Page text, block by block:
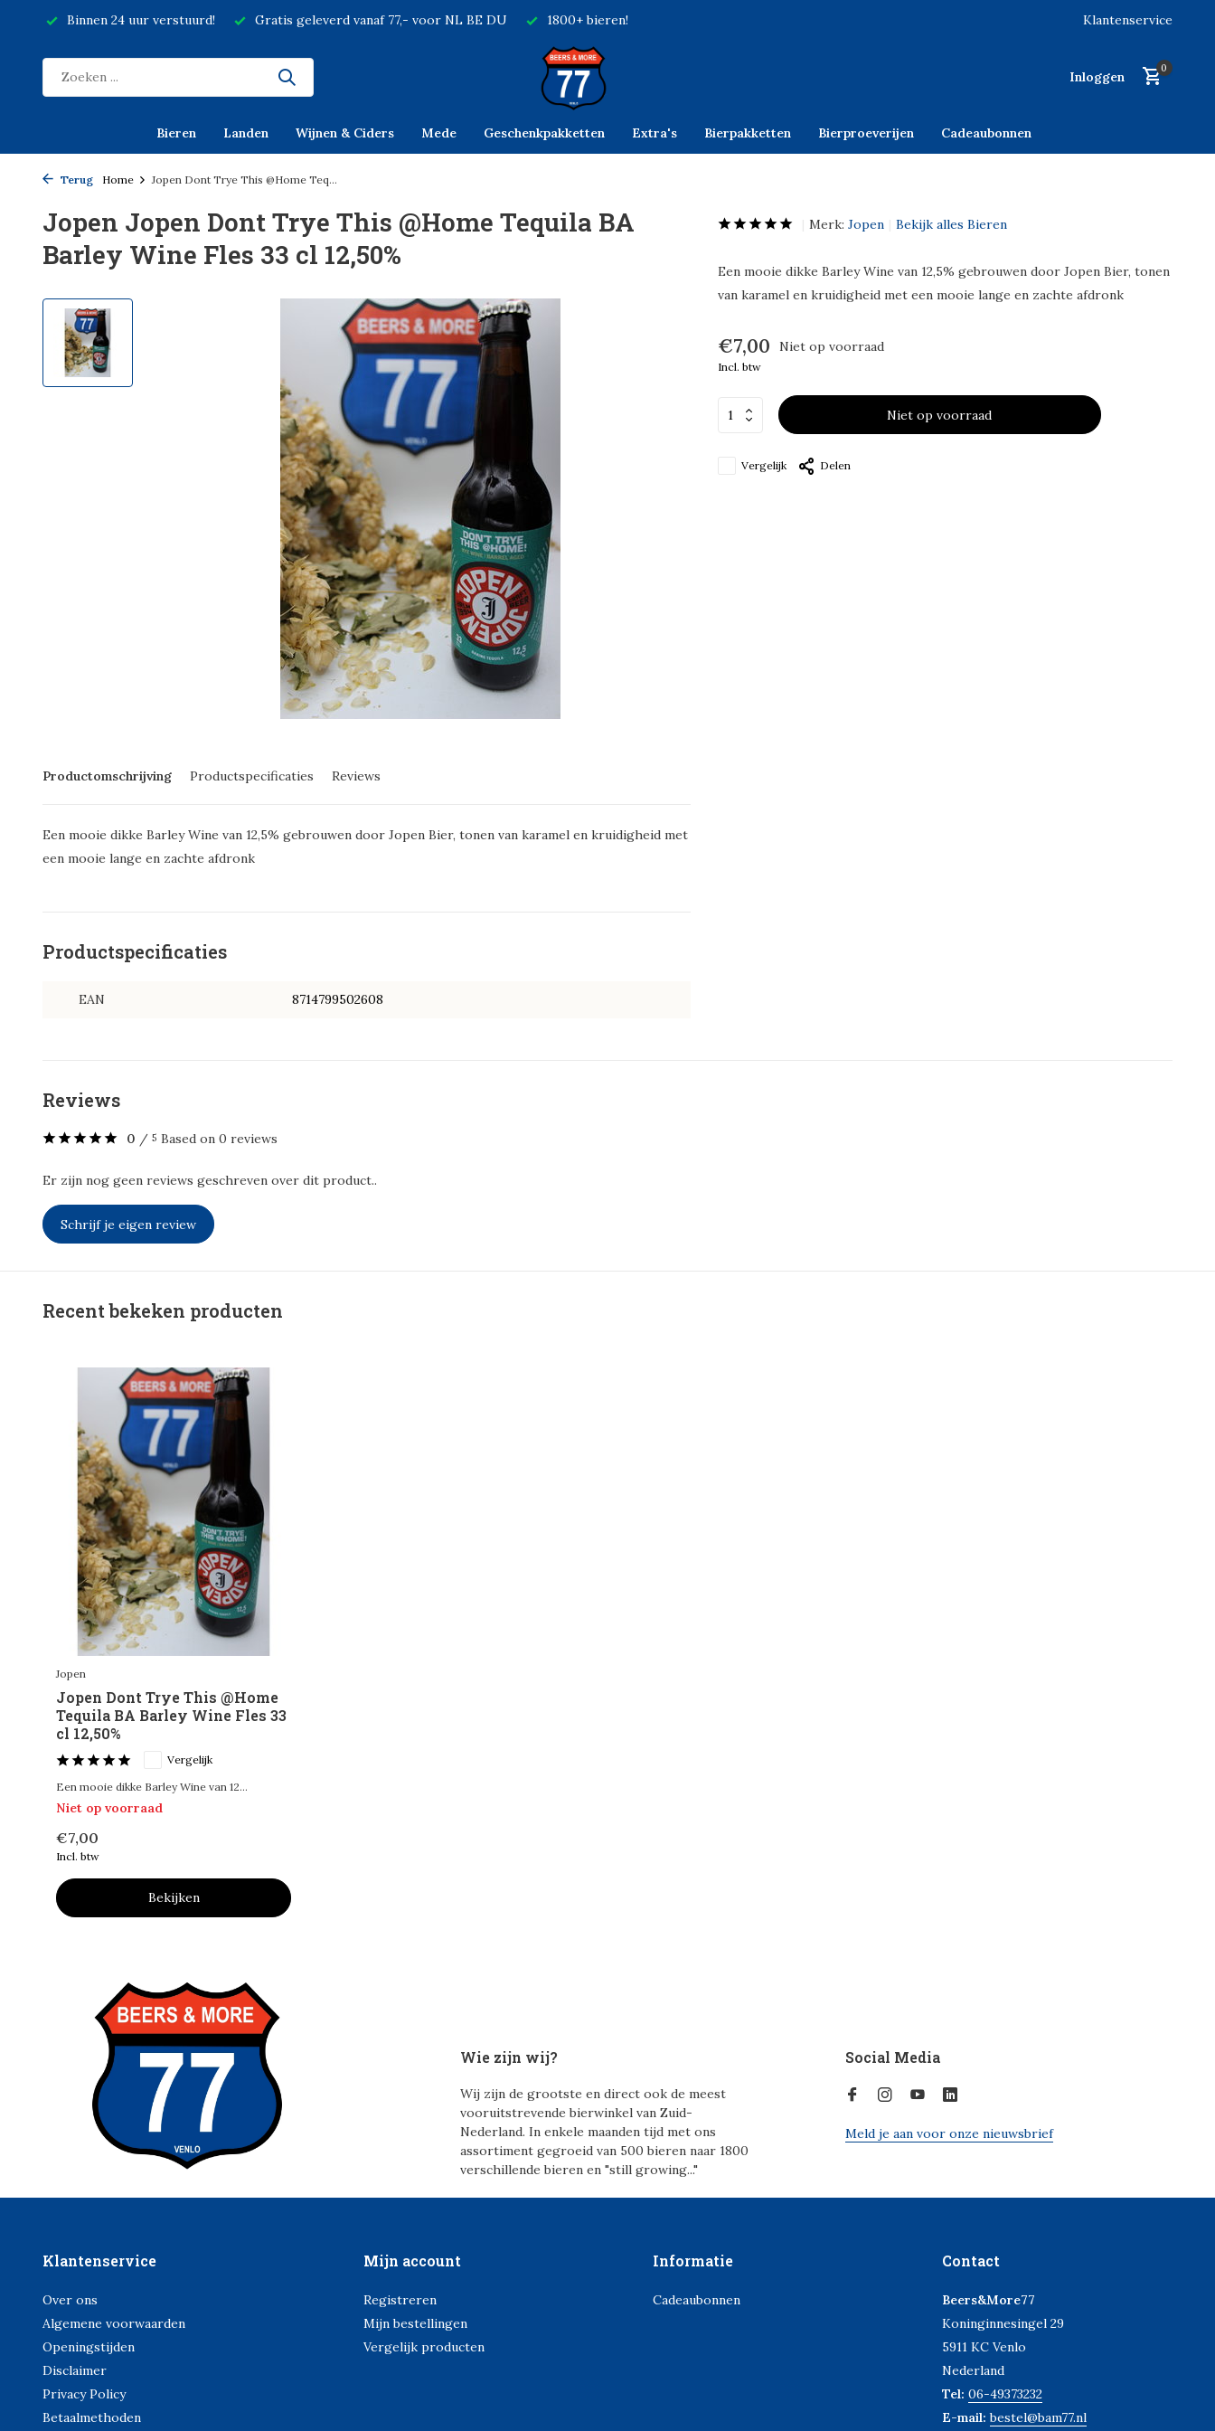
Binnen 24 uur verstuurd! Gratis geleverd vanaf 77,- voor NL BE DU 1800+ bieren! Klantenservice
Inloggen
0
Bieren Landen Wijnen & Ciders Mede Geschenkpakketten Extra's Bierpakketten Bierproeverijen Cadeaubonnen
Terug Home Jopen Dont Trye This @Home Teq...
Jopen Jopen Dont Trye This @Home Tequila BA
Barley Wine Fles 33 cl 12,50%
Productomschrijving Productspecificaties Reviews
Een mooie dikke Barley Wine van 12,5% gebrouwen door Jopen Bier, tonen van karamel en kruidigheid met
een mooie lange en zachte afdronk
Productspecificaties
EAN 8714799502608
Merk: Jopen Bekijk alles Bieren
Een mooie dikke Barley Wine van 12,5% gebrouwen door Jopen Bier, tonen
van karamel en kruidigheid met een mooie lange en zachte afdronk
€7,00 Niet op voorraad
Incl. btw
Niet op voorraad
Vergelijk Delen
Reviews
0 / 5 Based on 0 reviews
Er zijn nog geen reviews geschreven over dit product..
Schrijf je eigen review
Recent bekeken producten
Jopen
Jopen Dont Trye This @Home
Tequila BA Barley Wine Fles 33
cl 12,50%
Vergelijk
Een mooie dikke Barley Wine van 12...
Niet op voorraad
€7,00
Incl. btw
Bekijken
Wie zijn wij?
Wij zijn de grootste en direct ook de meest
vooruitstrevende bierwinkel van Zuid-
Nederland. In enkele maanden tijd met ons
assortiment gegroeid van 500 bieren naar 1800
verschillende bieren en "still growing..."
Social Media
Meld je aan voor onze nieuwsbrief
Klantenservice
Over ons
Algemene voorwaarden
Openingstijden
Disclaimer
Privacy Policy
Betaalmethoden
Mijn account
Registreren
Mijn bestellingen
Vergelijk producten
Informatie
Cadeaubonnen
Contact
Beers&More77
Koninginnesingel 29
5911 KC Venlo
Nederland
Tel: 06-49373232
E-mail:bestel@bam77.nl